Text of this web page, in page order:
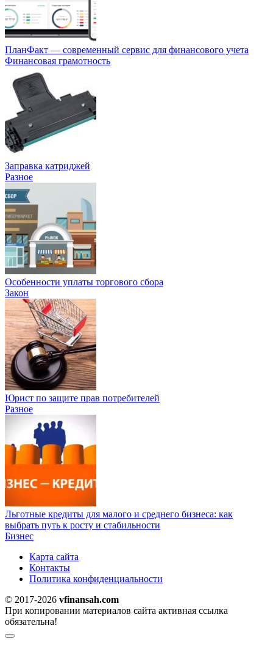
ПланФакт — современный сервис для финансового учета
Финансовая грамотность
Заправка катриджей
Разное
Особенности уплаты торгового сбора
Закон
Юрист по защите прав потребителей
Разное
Льготные кредиты для малого и среднего бизнеса: как
выбрать путь к росту и стабильности
Бизнес
Карта сайта
Контакты
Политика конфиденциальности
© 2017-2026 vfinansah.com
При копировании материалов сайта активная ссылка
обязательна!